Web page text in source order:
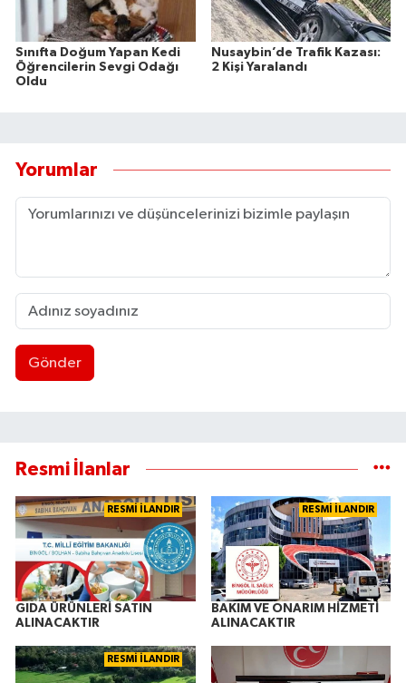
Sınıfta Doğum Yapan Kedi
Öğrencilerin Sevgi Odağı
Oldu
Nusaybin’de Trafik Kazası:
2 Kişi Yaralandı
Yorumlar
Gönder
Resmi İlanlar
RESMİ İLANDIR
GIDA ÜRÜNLERİ SATIN
ALINACAKTIR
RESMİ İLANDIR
BAKIM VE ONARIM HİZMETİ
ALINACAKTIR
RESMİ İLANDIR